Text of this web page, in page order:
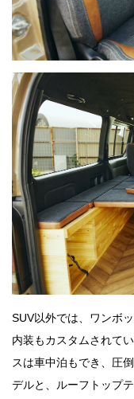
SUV以外では、ワンボ
内装もカスタムされて
スは車中泊もでき、圧
デルと、ルーフトップ